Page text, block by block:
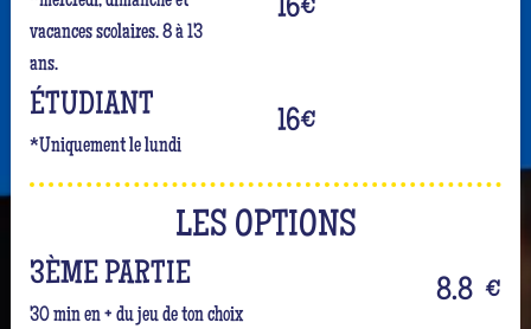
vacances scolaires. 8 à 13
ans.
16€
ÉTUDIANT
*Uniquement le lundi
16€
LES OPTIONS
3ÈME PARTIE
30 min en + du jeu de ton choix
8.8 €